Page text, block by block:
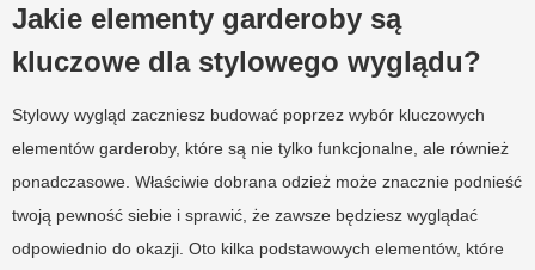
Jakie elementy garderoby są
kluczowe dla stylowego wyglądu?
Stylowy wygląd zaczniesz budować poprzez wybór kluczowych
elementów garderoby, które są nie tylko funkcjonalne, ale również
ponadczasowe. Właściwie dobrana odzież może znacznie podnieść
twoją pewność siebie i sprawić, że zawsze będziesz wyglądać
odpowiednio do okazji. Oto kilka podstawowych elementów, które